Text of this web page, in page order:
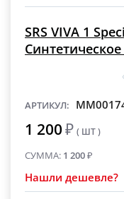
SRS VIVA 1
АРТИКУЛ:
1 200₽ ( ШТ )
СУММА: 1 200₽
Нашли дешевле?